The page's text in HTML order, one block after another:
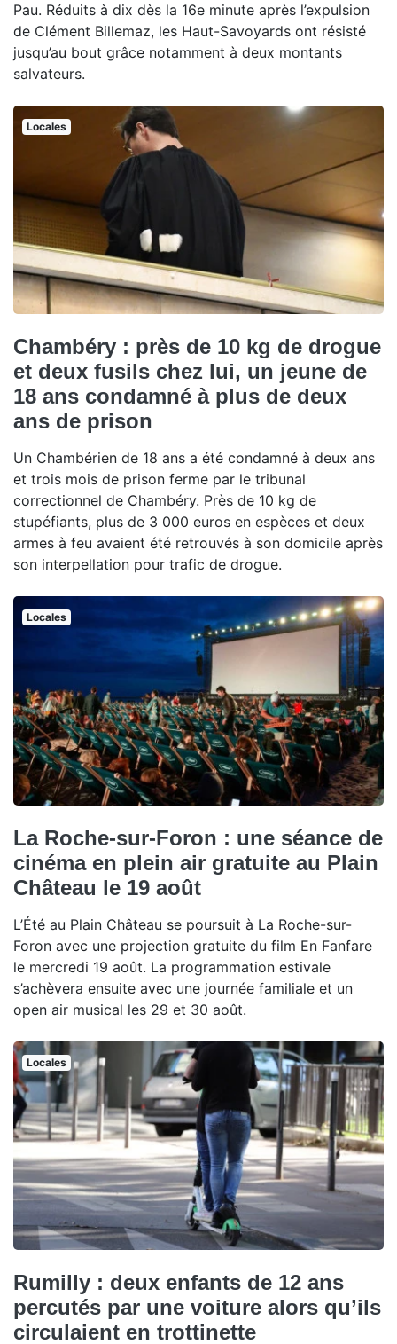
Pau. Réduits à dix dès la 16e minute après l’expulsion
de Clément Billemaz, les Haut-Savoyards ont résisté
jusqu’au bout grâce notamment à deux montants
salvateurs.
Locales
Chambéry : près de 10 kg de drogue
et deux fusils chez lui, un jeune de
18 ans condamné à plus de deux
ans de prison
Un Chambérien de 18 ans a été condamné à deux ans
et trois mois de prison ferme par le tribunal
correctionnel de Chambéry. Près de 10 kg de
stupéfiants, plus de 3 000 euros en espèces et deux
armes à feu avaient été retrouvés à son domicile après
son interpellation pour trafic de drogue.
Locales
La Roche-sur-Foron : une séance de
cinéma en plein air gratuite au Plain
Château le 19 août
L’Été au Plain Château se poursuit à La Roche-sur-
Foron avec une projection gratuite du film En Fanfare
le mercredi 19 août. La programmation estivale
s’achèvera ensuite avec une journée familiale et un
open air musical les 29 et 30 août.
Locales
Rumilly : deux enfants de 12 ans
percutés par une voiture alors qu’ils
circulaient en trottinette